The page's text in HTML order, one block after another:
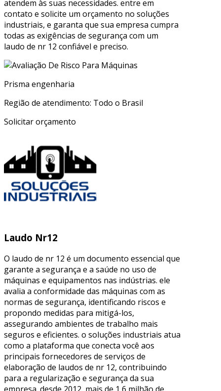
atendem às suas necessidades. entre em
contato e solicite um orçamento no soluções
industriais, e garanta que sua empresa cumpra
todas as exigências de segurança com um
laudo de nr 12 confiável e preciso.
Prisma engenharia
Região de atendimento: Todo o Brasil
Solicitar orçamento
Laudo Nr12
O laudo de nr 12 é um documento essencial que
garante a segurança e a saúde no uso de
máquinas e equipamentos nas indústrias. ele
avalia a conformidade das máquinas com as
normas de segurança, identificando riscos e
propondo medidas para mitigá-los,
assegurando ambientes de trabalho mais
seguros e eficientes. o soluções industriais atua
como a plataforma que conecta você aos
principais fornecedores de serviços de
elaboração de laudos de nr 12, contribuindo
para a regularização e segurança da sua